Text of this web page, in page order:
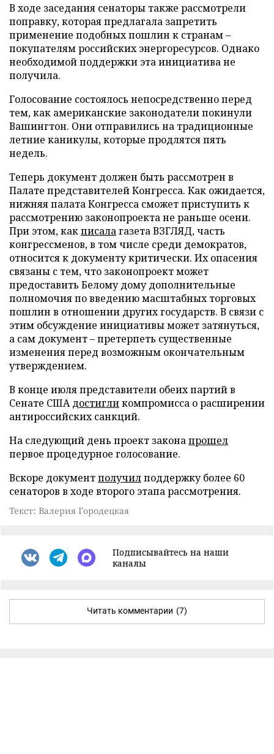
В ходе заседания сенаторы также рассмотрели
поправку, которая предлагала запретить
применение подобных пошлин к странам –
покупателям российских энергоресурсов. Однако
необходимой поддержки эта инициатива не
получила.
Голосование состоялось непосредственно перед
тем, как американские законодатели покинули
Вашингтон. Они отправились на традиционные
летние каникулы, которые продлятся пять
недель.
Теперь документ должен быть рассмотрен в
Палате представителей Конгресса. Как ожидается,
нижняя палата Конгресса сможет приступить к
рассмотрению законопроекта не раньше осени.
При этом, какписалагазета ВЗГЛЯД, часть
конгрессменов, в том числе среди демократов,
относится к документу критически. Их опасения
связаны с тем, что законопроект может
предоставить Белому дому дополнительные
полномочия по введению масштабных торговых
пошлин в отношении других государств. В связи с
этим обсуждение инициативы может затянуться,
а сам документ – претерпеть существенные
изменения перед возможным окончательным
утверждением.
В конце июля представители обеих партий в
Сенате СШАдостигликомпромисса о расширении
антироссийских санкций.
На следующий день проект законапрошел
первое процедурное голосование.
Вскоре документполучилподдержку более 60
сенаторов в ходе второго этапа рассмотрения.
Текст: Валерия Городецкая
Подписывайтесь на наши
каналы
Читать комментарии (7)